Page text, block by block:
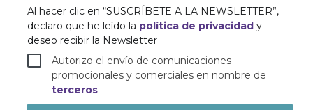
corporativo
Al hacer clic en “SUSCRÍBETE A LA NEWSLETTER”,
declaro que he leído la política de privacidad y
deseo recibir la Newsletter
Autorizo el envío de comunicaciones
promocionales y comerciales en nombre de
terceros